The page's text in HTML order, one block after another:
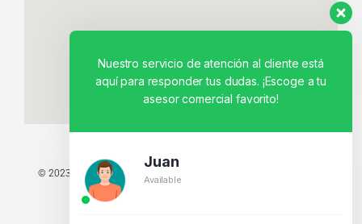
© 2023 TODOS LOS DERECHOS RESERVADOS - TECNIT TU TIENDA
TECNOLÓGICA.
Nuestro servicio de atención al cliente está
aquí para responder tus dudas. ¡Escoge a tu
asesor comercial favorito!
Juan
Available